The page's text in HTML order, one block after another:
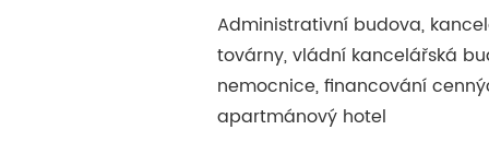
Administrativní budova,
továrny, vládní kancelářská
nemocnice, financování
apartmánový hotel